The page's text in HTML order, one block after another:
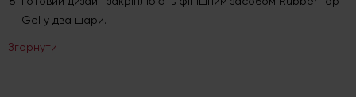
Gel у два шари.
Згорнути